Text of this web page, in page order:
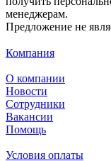
менеджерам.
Предложение не
Компания
О компании
Новости
Сотрудники
Вакансии
Помощь
Условия оплаты